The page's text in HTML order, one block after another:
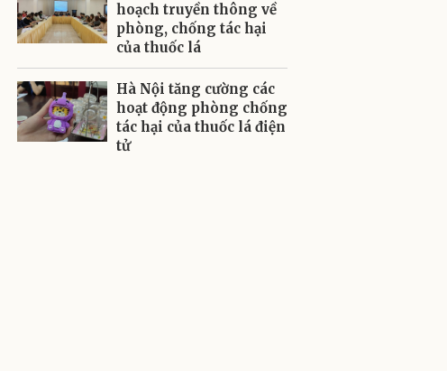
hoạch truyền thông về
phòng, chống tác hại
của thuốc lá
Hà Nội tăng cường các
hoạt động phòng chống
tác hại của thuốc lá điện
tử